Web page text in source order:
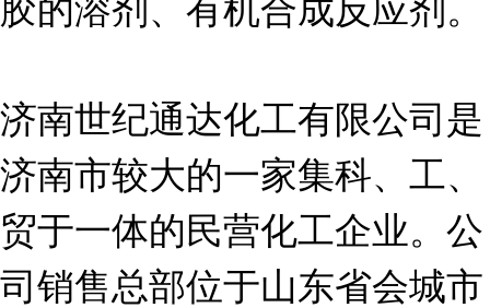
济南世纪通达化工有限公司是
济南市较大的一家集科、工、
贸于一体的民营化工企业。公
司销售总部位于山东省会城市